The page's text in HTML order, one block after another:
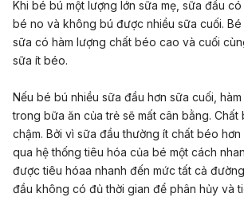
Khi bé bú một lượng lớn sữa mẹ, sữa đầu
bé no và không bú được nhiều sữa cuối.
sữa có hàm lượng chất béo cao và cuối
sữa ít béo.
Nếu bé bú nhiều sữa đầu hơn sữa cuối,
trong bữa ăn của trẻ sẽ mất cân bằng.
chậm. Bởi vì sữa đầu thường ít chất béo
qua hệ thống tiêu hóa của bé một cách
được tiêu hóaa nhanh đến mức tất cả
đầu không có đủ thời gian để phân hủy và